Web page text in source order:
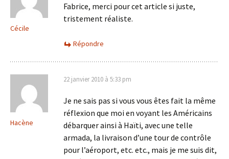
Cécile
Fabrice, merci pour cet article si juste,
tristement réaliste.
Répondre
Hacène
22 janvier 2010 à 5:33 pm
Je ne sais pas si vous vous êtes fait la même
réflexion que moi en voyant les Américains
débarquer ainsi à Haïti, avec une telle
armada, la livraison d’une tour de contrôle
pour l’aéroport, etc. etc., mais je me suis dit,